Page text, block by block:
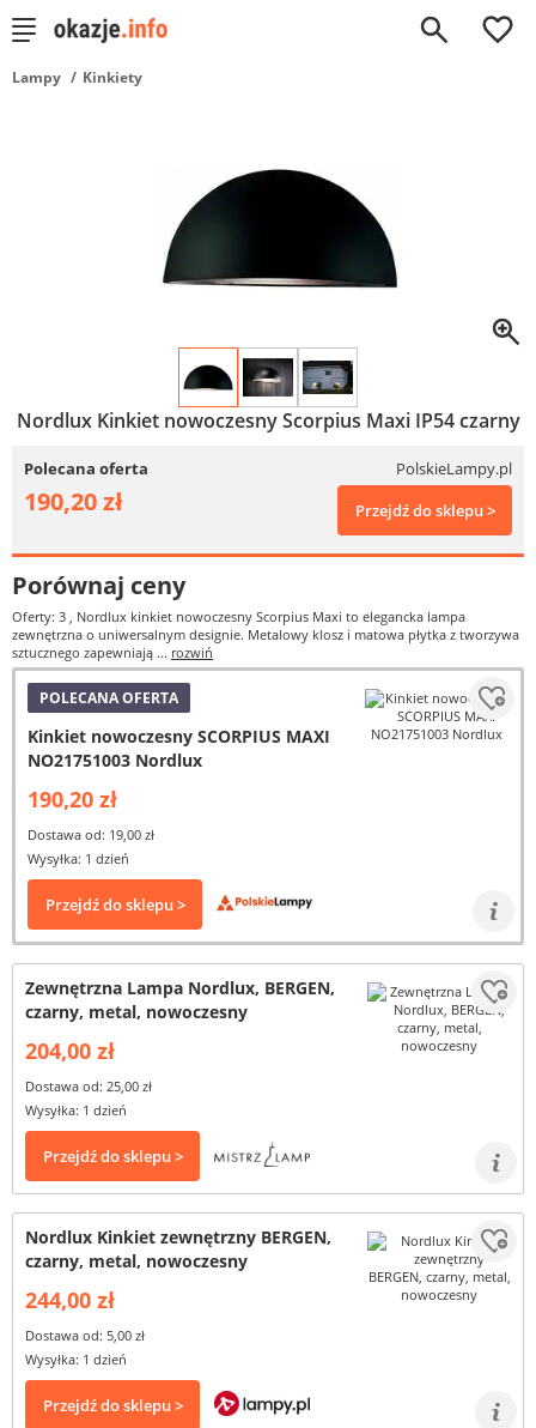
0
Lampy Kinkiety
Nordlux Kinkiet nowoczesny Scorpius Maxi IP54 czarny
Polecana oferta PolskieLampy.pl
190,20 zł Przejdź do sklepu >
Porównaj ceny
Oferty: 3 , Nordlux kinkiet nowoczesny Scorpius Maxi to elegancka lampa
zewnętrzna o uniwersalnym designie. Metalowy klosz i matowa płytka z tworzywa
sztucznego zapewniają ... rozwiń
POLECANA OFERTA
Kinkiet nowoczesny SCORPIUS MAXI
NO21751003 Nordlux
190,20 zł
Dostawa od: 19,00 zł
Wysyłka: 1 dzień
Przejdź do sklepu >
Zewnętrzna Lampa Nordlux, BERGEN,
czarny, metal, nowoczesny
204,00 zł
Dostawa od: 25,00 zł
Wysyłka: 1 dzień
Przejdź do sklepu >
Nordlux Kinkiet zewnętrzny BERGEN,
czarny, metal, nowoczesny
244,00 zł
Dostawa od: 5,00 zł
Wysyłka: 1 dzień
Przejdź do sklepu >